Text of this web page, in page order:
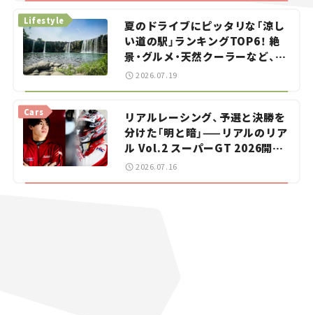
夏のドライブにピッタリな「涼し
い道の駅」ランキングTOP6！ 絶
景・グルメ・天然クーラーなど、避
暑におすすめのスポットを紹介
Lifestyle
2026.07.19
リアルレーシング、予選と決勝を
分けた「明と暗」——リアルのリア
ル Vol.2 スーパーGT 2026開幕
戦 岡山国際サーキット
Cars
2026.07.16